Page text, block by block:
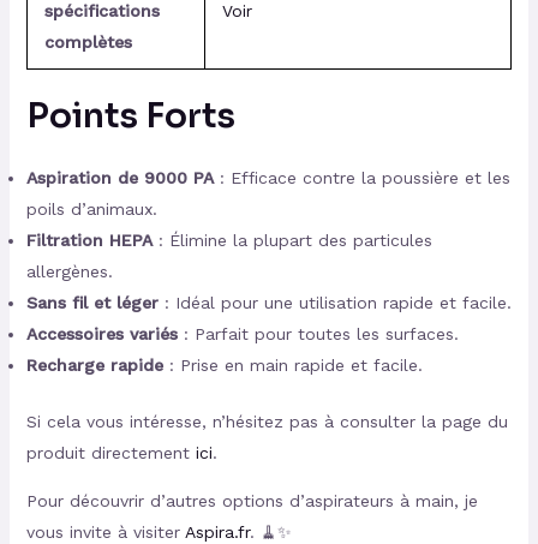
spécifications
complètes
Voir
Points Forts
Aspiration de 9000 PA: Efficace contre la poussière et les
poils d’animaux.
Filtration HEPA: Élimine la plupart des particules
allergènes.
Sans fil et léger: Idéal pour une utilisation rapide et facile.
Accessoires variés: Parfait pour toutes les surfaces.
Recharge rapide: Prise en main rapide et facile.
Si cela vous intéresse, n’hésitez pas à consulter la page du
produit directement ici.
Pour découvrir d’autres options d’aspirateurs à main, je
vous invite à visiter Aspira.fr. 🧹✨